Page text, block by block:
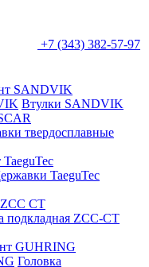
+7 (343) 382-57-97
SANDVIK
Втулки SANDVIK
твердосплавные
TaeguTec
CT
подкладная ZCC-CT
GUHRING
Головка